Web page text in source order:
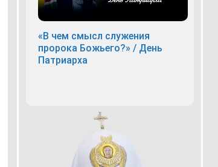
«В чем смысл служения
пророка Божьего?» / День
Патриарха